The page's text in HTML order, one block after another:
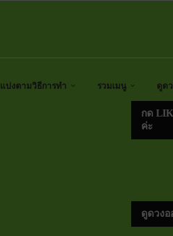
แบ่งตามวิธีการทำ รวมเมนู ดูด
กด
ค่ะ
ดูดวงอ